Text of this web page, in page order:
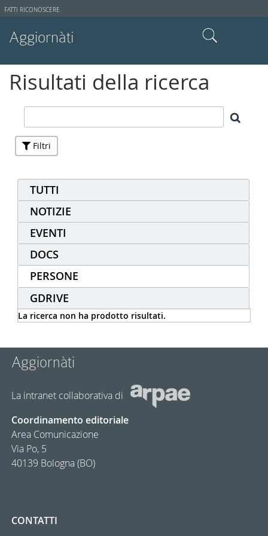
Strumenti
FATTI RICONOSCERE
Aggiornàti
Ricerca avanzata…
Risultati della ricerca
Filtri
TUTTI
NOTIZIE
EVENTI
DOCS
PERSONE
GDRIVE
La ricerca non ha prodotto risultati.
Aggiornàti
La intranet collaborativa di
Coordinamento editoriale
Area Comunicazione
Via Po, 5
40139 Bologna (BO)
CONTATTI